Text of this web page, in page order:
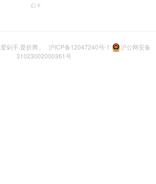
 0
剁手.爱折腾」 沪ICP备12047240号-1
沪公网安备
31023002000361号